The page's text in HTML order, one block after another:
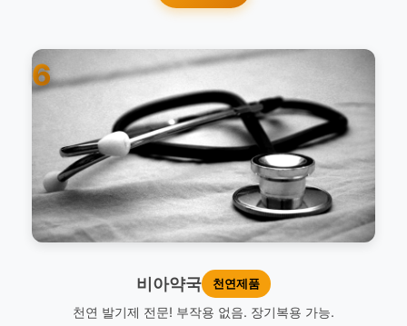
6
비아약국 천연제품
천연 발기제 전문! 부작용 없음. 장기복용 가능.